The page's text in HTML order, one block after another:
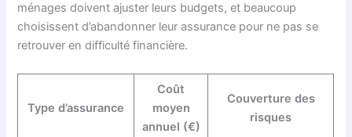
ménages doivent ajuster leurs budgets, et beaucoup
choisissent d’abandonner leur assurance pour ne pas se
retrouver en difficulté financière.
Type d’assurance
Coût
moyen
annuel (€)
Couverture des
risques